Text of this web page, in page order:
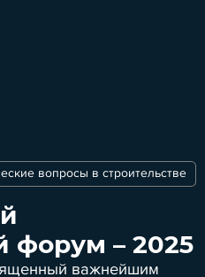
вопросы в строительстве
форум – 2025
важнейшим